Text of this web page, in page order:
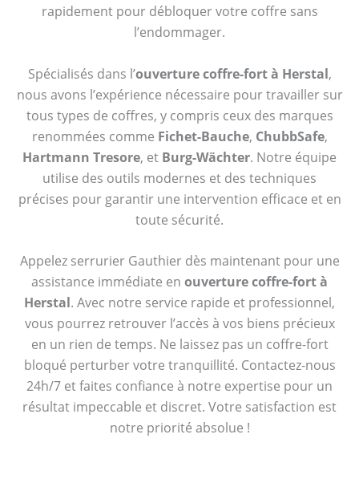
rapidement pour débloquer votre coffre sans
l’endommager.
Spécialisés dans l’ouverture coffre-fort à Herstal,
nous avons l’expérience nécessaire pour travailler sur
tous types de coffres, y compris ceux des marques
renommées comme Fichet-Bauche, ChubbSafe,
Hartmann Tresore, et Burg-Wächter. Notre équipe
utilise des outils modernes et des techniques
précises pour garantir une intervention efficace et en
toute sécurité.
Appelez serrurier Gauthier dès maintenant pour une
assistance immédiate en ouverture coffre-fort à
Herstal. Avec notre service rapide et professionnel,
vous pourrez retrouver l’accès à vos biens précieux
en un rien de temps. Ne laissez pas un coffre-fort
bloqué perturber votre tranquillité. Contactez-nous
24h/7 et faites confiance à notre expertise pour un
résultat impeccable et discret. Votre satisfaction est
notre priorité absolue !